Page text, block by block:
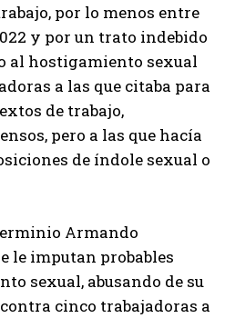
por lo menos entre
y por un trato indebido
al hostigamiento sexual
a las que citaba para
de trabajo,
pero a las que hacía
de índole sexual o
Armando
le imputan probables
sexual, abusando de su
cinco trabajadoras a